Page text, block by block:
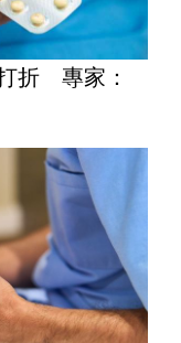
折 專家：